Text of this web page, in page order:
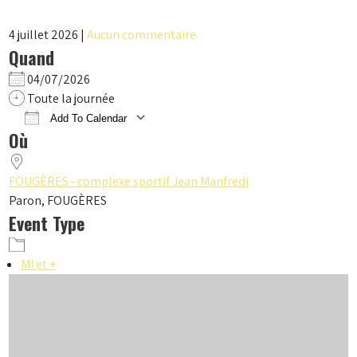
4 juillet 2026 |Aucun commentaire
Quand
04/07/2026
Toute la journée
Add To Calendar
Où
FOUGÈRES - complexe sportif Jean Manfredi
Paron, FOUGÈRES
Event Type
MI et +